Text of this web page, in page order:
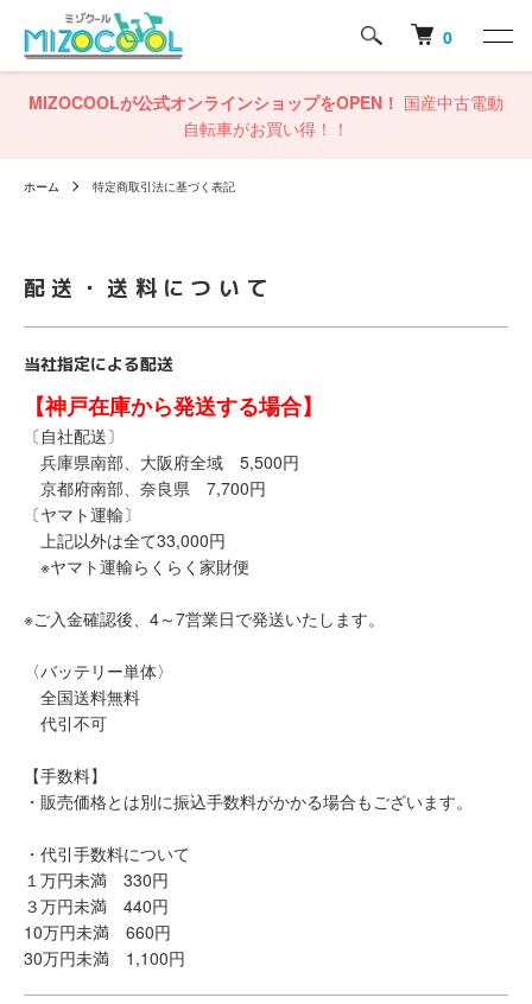
0
MIZOCOOLが公式オンラインショップをOPEN！ 国産中古電動
自転車がお買い得！！
ホーム 特定商取引法に基づく表記
配送・送料について
当社指定による配送
【神戸在庫から発送する場合】
〔自社配送〕
兵庫県南部、大阪府全域 5,500円
京都府南部、奈良県 7,700円
〔ヤマト運輸〕
上記以外は全て33,000円
※ヤマト運輸らくらく家財便
※ご入金確認後、4～7営業日で発送いたします。
〈バッテリー単体〉
全国送料無料
代引不可
【手数料】
・販売価格とは別に振込手数料がかかる場合もございます。
・代引手数料について
１万円未満 330円
３万円未満 440円
10万円未満 660円
30万円未満 1,100円